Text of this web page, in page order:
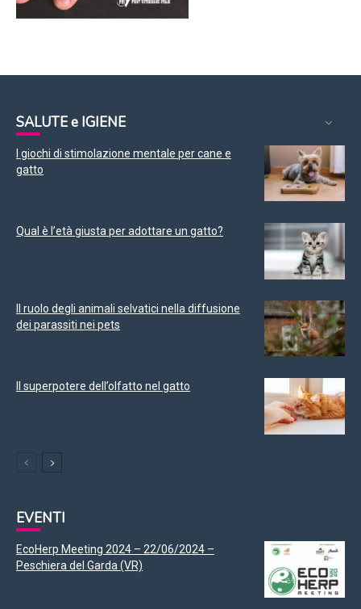
SALUTE e IGIENE
I giochi di stimolazione mentale per cane e
gatto
Qual è l’età giusta per adottare un gatto?
Il ruolo degli animali selvatici nella diffusione
dei parassiti nei pets
Il superpotere dell’olfatto nel gatto
EVENTI
EcoHerp Meeting 2024 – 22/06/2024 –
Peschiera del Garda (VR)